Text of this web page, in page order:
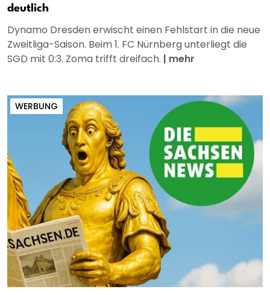
deutlich
Dynamo Dresden erwischt einen Fehlstart in die neue
Zweitliga-Saison. Beim 1. FC Nürnberg unterliegt die
SGD mit 0:3. Zoma trifft dreifach. | mehr
WERBUNG